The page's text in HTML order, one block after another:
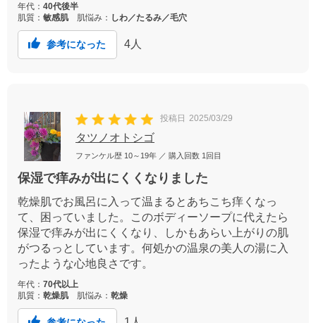
し大容量での販売をお願いしたいですー！！
年代： 40代後半
肌質： 敏感肌 肌悩み： しわ／たるみ／毛穴
参考になった 4 人
投稿日 2025/03/29
タツノオトシゴ
ファンケル歴 10～19年 ／ 購入回数 1回目
保湿で痒みが出にくくなりました
乾燥肌でお風呂に入って温まるとあちこち痒くなっ
て、困っていました。このボディーソープに代えたら
保湿で痒みが出にくくなり、しかもあらい上がりの肌
がつるっとしています。何処かの温泉の美人の湯に入
ったような心地良さです。
年代： 70代以上
肌質： 乾燥肌 肌悩み： 乾燥